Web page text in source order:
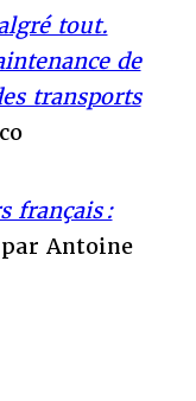
tout.
de
transports
français :
Antoine